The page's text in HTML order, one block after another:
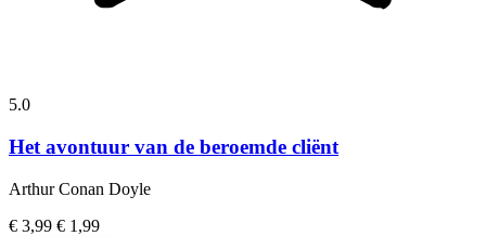
5.0
Het avontuur van de beroemde cliënt
Arthur Conan Doyle
€ 3,99 € 1,99